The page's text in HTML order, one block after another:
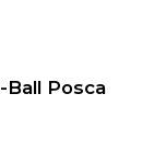
Ball Posca